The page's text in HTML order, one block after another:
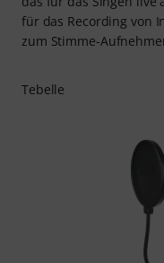
für das Recording von
zum Stimme-
Tebelle